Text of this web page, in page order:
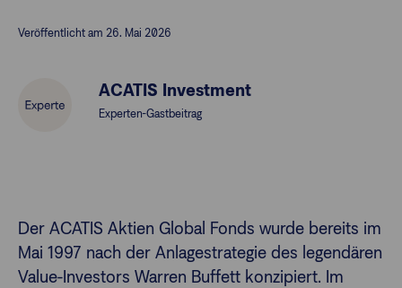
Anlegende
Newsletter
Veröffentlicht am 26. Mai 2026
ACATIS Investment
Experten-Gastbeitrag
Der ACATIS Aktien Global Fonds wurde bereits im
Mai 1997 nach der Anlagestrategie des legendären
Value-Investors Warren Buffett konzipiert. Im